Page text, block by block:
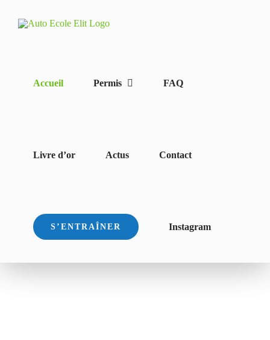
Accueil Permis FAQ
Livre d’or Actus Contact
S’ENTRAÎNER Instagram